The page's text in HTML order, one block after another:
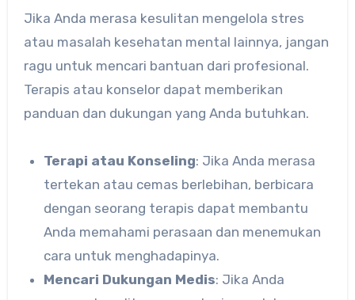
Jika Anda merasa kesulitan mengelola stres
atau masalah kesehatan mental lainnya, jangan
ragu untuk mencari bantuan dari profesional.
Terapis atau konselor dapat memberikan
panduan dan dukungan yang Anda butuhkan.
Terapi atau Konseling: Jika Anda merasa
tertekan atau cemas berlebihan, berbicara
dengan seorang terapis dapat membantu
Anda memahami perasaan dan menemukan
cara untuk menghadapinya.
Mencari Dukungan Medis: Jika Anda